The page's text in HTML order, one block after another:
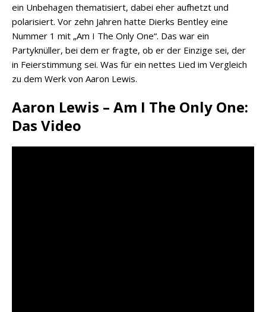
ein Unbehagen thematisiert, dabei eher aufhetzt und
polarisiert. Vor zehn Jahren hatte Dierks Bentley eine
Nummer 1 mit „Am I The Only One“. Das war ein
Partyknüller, bei dem er fragte, ob er der Einzige sei, der
in Feierstimmung sei. Was für ein nettes Lied im Vergleich
zu dem Werk von Aaron Lewis.
Aaron Lewis – Am I The Only One:
Das Video